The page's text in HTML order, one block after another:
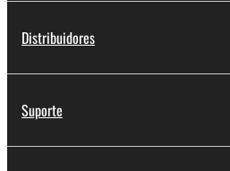
Distribuidores
Suporte